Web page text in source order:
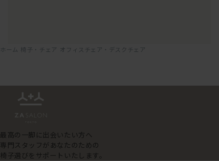
ホーム 椅子・チェア オフィスチェア・デスクチェア
最高の一脚に出会いたい方へ
専門スタッフがあなたのための
椅子選びをサポートいたします。